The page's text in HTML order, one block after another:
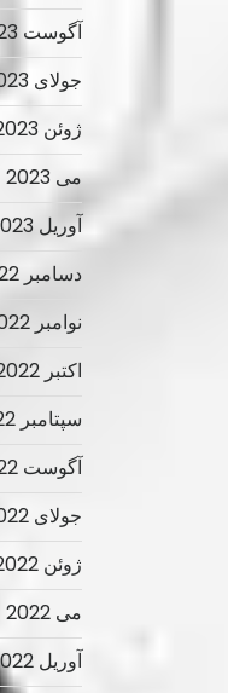
آگوست 2023
جولای 2023
ژوئن 2023
می 2023
آوریل 2023
دسامبر 2022
نوامبر 2022
اکتبر 2022
سپتامبر 2022
آگوست 2022
جولای 2022
ژوئن 2022
می 2022
آوریل 2022